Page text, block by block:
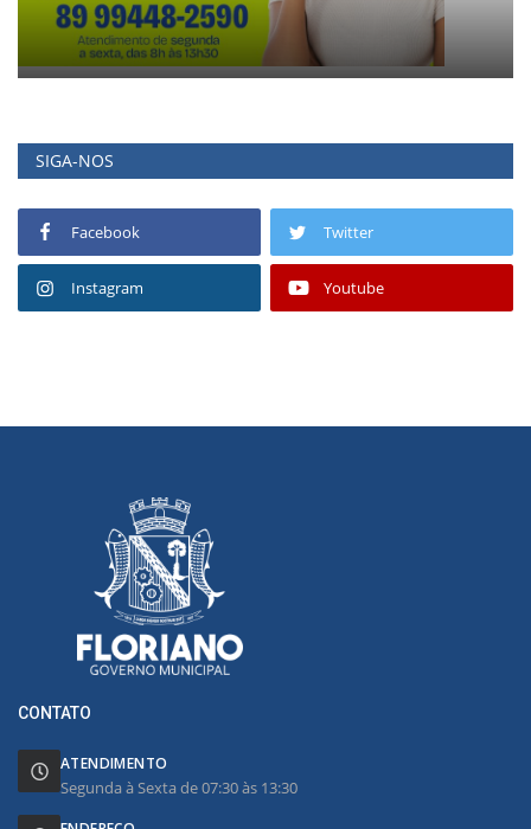
SIGA-NOS
Facebook Twitter
Instagram Youtube
CONTATO
ATENDIMENTO
Segunda à Sexta de 07:30 às 13:30